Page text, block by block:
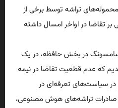
محموله‌های تراشه توسط برخی از
تقاضا در اواخر امسال داشته
در بخش حافظه، در یک
که عدم قطعیت تقاضا در نیمه
در سیاست‌های تعرفه‌ای در
صادرات تراشه‌های هوش مصنوعی،